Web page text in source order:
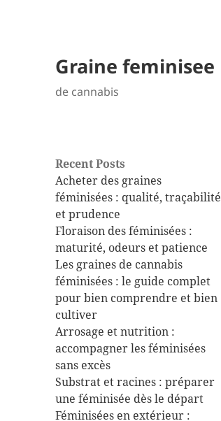
Graine feminisee
de cannabis
Recent Posts
Acheter des graines
féminisées : qualité, traçabilité
et prudence
Floraison des féminisées :
maturité, odeurs et patience
Les graines de cannabis
féminisées : le guide complet
pour bien comprendre et bien
cultiver
Arrosage et nutrition :
accompagner les féminisées
sans excès
Substrat et racines : préparer
une féminisée dès le départ
Féminisées en extérieur :